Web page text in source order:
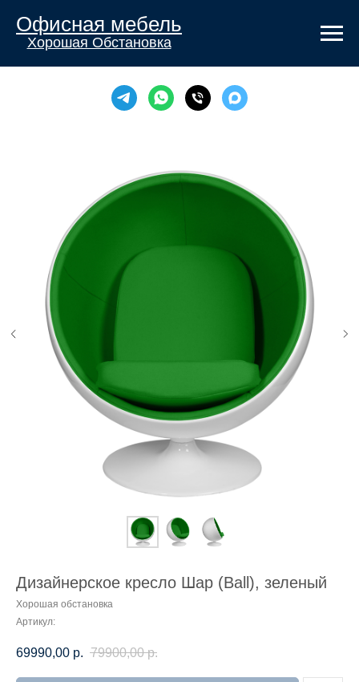
Офисная мебель
Хорошая Обстановка
Дизайнерское кресло Шар (Ball), зеленый
Хорошая обстановка
Артикул:
69990,00 р. 79900,00 р.